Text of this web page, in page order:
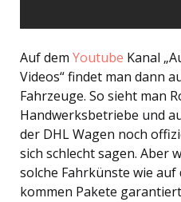
Auf dem Youtube Kanal
Videos“ findet man dann
Fahrzeuge. So sieht man
Handwerksbetriebe und
der DHL Wagen noch
sich schlecht sagen. Aber
solche Fahrkünste wie
kommen Pakete